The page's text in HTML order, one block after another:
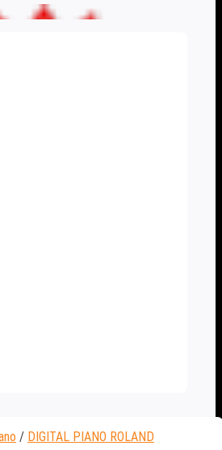
/ DIGITAL PIANO ROLAND